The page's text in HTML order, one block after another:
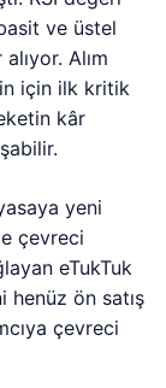
ve üstel
Alım
için ilk kritik
kâr
yeni
çevreci
eTukTuk
ön satış
çevreci